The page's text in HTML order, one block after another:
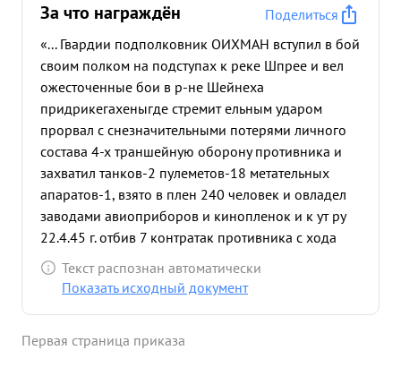
За что награждён
Поделиться
«... Гвардии подполковник ОИХМАН вступил в бой
своим полком на подступах к реке Шпрее и вел
ожесточенные бои в р-не Шейнеха
придрикегахеныгде стремит ельным ударом
прорвал с снезначительными потерями личного
состава 4-х траншейную оборону противника и
захватил танков-2 пулеметов-18 метательных
апаратов-1, взято в плен 240 человек и овладел
заводами авиоприборов и кинопленок и к ут ру
22.4.45 г. отбив 7 контратак противника с хода
вплавь лодками и плотами первый с ротой
форсировал р. Шперее и вступил в уличные бои
стра тегический пункт ликвидировать
Текст распознан автоматически
Показать исходный документ
Первая страница приказа